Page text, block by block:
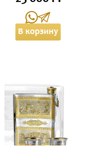
В корзину